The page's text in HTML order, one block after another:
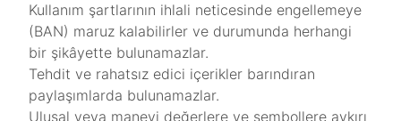
Kullanım şartlarının ihlali neticesinde engellemeye
(BAN) maruz kalabilirler ve durumunda herhangi
bir şikâyette bulunamazlar.
Tehdit ve rahatsız edici içerikler barındıran
paylaşımlarda bulunamazlar.
Ulusal veya manevi değerlere ve sembollere aykırı